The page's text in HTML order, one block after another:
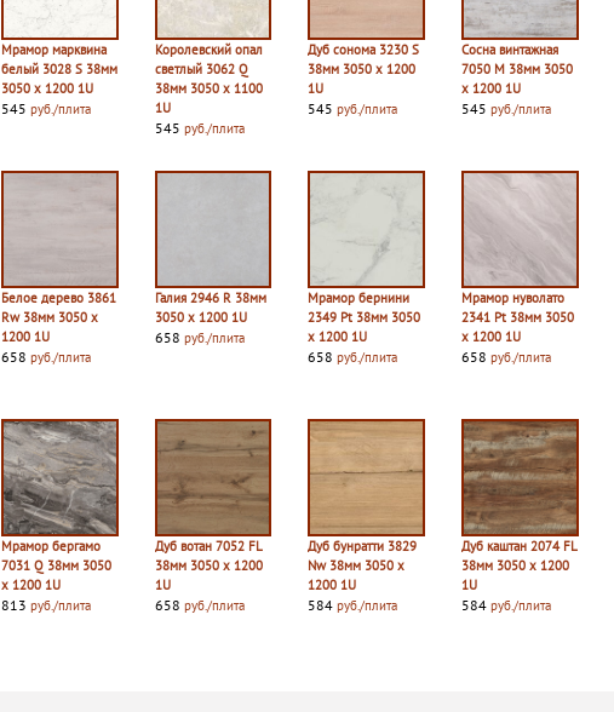
Мрамор марквина
белый 3028 S 38мм
3050 х 1200 1U
545 руб./плита
Королевский опал
светлый 3062 Q
38мм 3050 х 1100
1U
545 руб./плита
Дуб сонома 3230 S
38мм 3050 х 1200
1U
545руб./плита
Сосна винтажная
7050 M 38мм 3050
х 1200 1U
545 руб./плита
Белое дерево 3861
Rw 38мм 3050 х
1200 1U
658 руб./плита
Галия 2946 R 38мм
3050 х 1200 1U
658 руб./плита
Мрамор бернини
2349 Pt 38мм 3050
х 1200 1U
658руб./плита
Мрамор нуволато
2341 Pt 38мм 3050
х 1200 1U
658 руб./плита
Мрамор бергамо
7031 Q 38мм 3050
х 1200 1U
813 руб./плита
Дуб вотан 7052 FL
38мм 3050 х 1200
1U
658 руб./плита
Дуб бунратти 3829
Nw 38мм 3050 х
1200 1U
584руб./плита
Дуб каштан 2074 FL
38мм 3050 х 1200
1U
584 руб./плита